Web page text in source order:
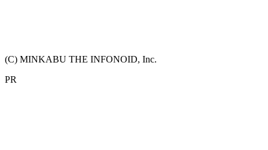
(C) MINKABU THE INFONOID, Inc.
PR